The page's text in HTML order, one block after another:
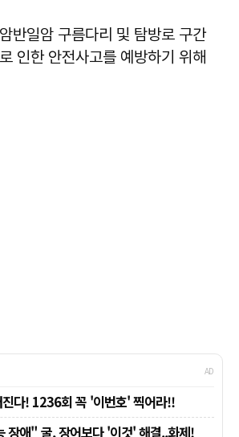
반일암 구름다리 및 탐방로 구간
인한 안전사고를 예방하기 위해